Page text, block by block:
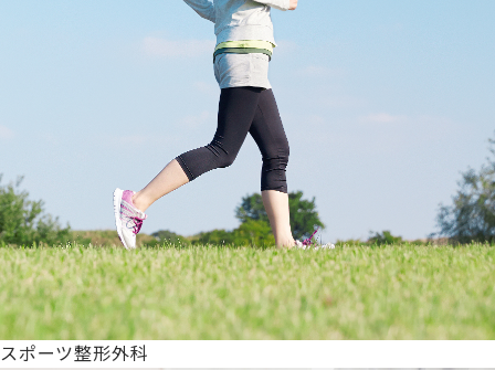
スポーツ整形外科